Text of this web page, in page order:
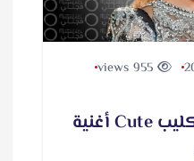
نوال الزغبي تطلق كليب Cute أغنية